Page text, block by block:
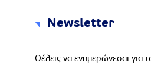
Newsletter
Θέλεις να ενημερώνεσαι για